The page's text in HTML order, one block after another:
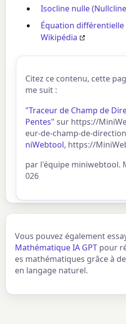
Isocline nulle
Équation
Wikipédia
Citez ce contenu, cette
me suit :
"Traceur de Champ de
Pentes" sur https://
eur-de-champ-de-
niWebtool, https://
par l'équipe miniwebtool.
026
Vous pouvez également
Mathématique IA GPT pour
es mathématiques grâce à
en langage naturel.